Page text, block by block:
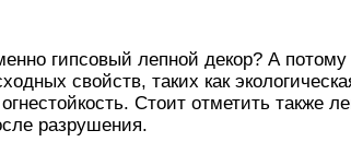
гипсовый лепной декор? А потому
свойств, таких как
Стоит отметить также
разрушения.